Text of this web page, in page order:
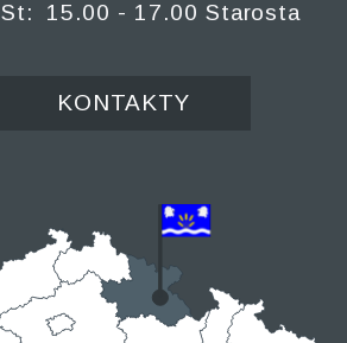
St: 15.00 - 17.00 Starosta
KONTAKTY